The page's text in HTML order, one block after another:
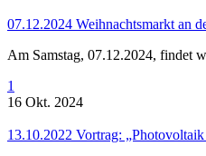
07.12.2024 Weihnachtsmarkt an
Am Samstag, 07.12.2024, findet
1
16 Okt. 2024
13.10.2022 Vortrag: